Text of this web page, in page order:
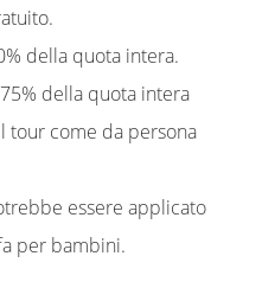
della quota intera.
della quota intera
tour come da persona
essere applicato
per bambini.